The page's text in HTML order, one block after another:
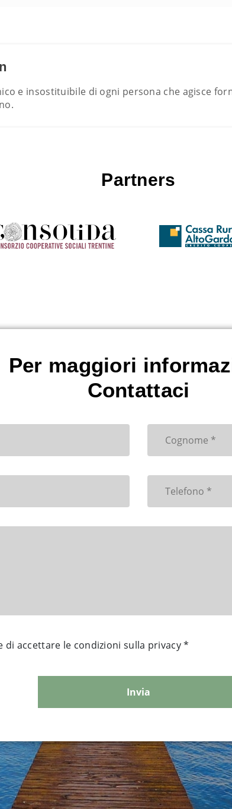
e insostituibile di ogni persona che agisce
Partners
Per maggiori
Contattaci
di accettare le condizioni sulla privacy *